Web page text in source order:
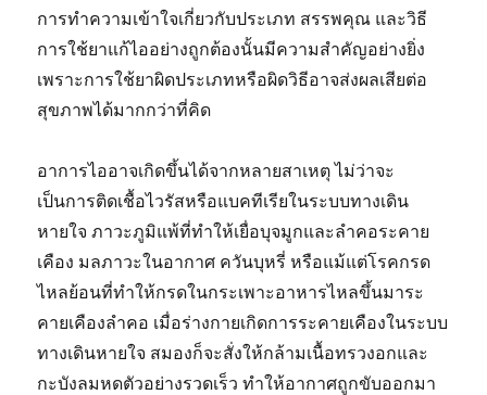
การทำความเข้าใจเกี่ยวกับประเภท สรรพคุณ และวิธี
การใช้ยาแก้ไออย่างถูกต้องนั้นมีความสำคัญอย่างยิ่ง
เพราะการใช้ยาผิดประเภทหรือผิดวิธีอาจส่งผลเสียต่อ
สุขภาพได้มากกว่าที่คิด
อาการไออาจเกิดขึ้นได้จากหลายสาเหตุ ไม่ว่าจะ
เป็นการติดเชื้อไวรัสหรือแบคทีเรียในระบบทางเดิน
หายใจ ภาวะภูมิแพ้ที่ทำให้เยื่อบุจมูกและลำคอระคาย
เคือง มลภาวะในอากาศ ควันบุหรี่ หรือแม้แต่โรคกรด
ไหลย้อนที่ทำให้กรดในกระเพาะอาหารไหลขึ้นมาระ
คายเคืองลำคอ เมื่อร่างกายเกิดการระคายเคืองในระบบ
ทางเดินหายใจ สมองก็จะสั่งให้กล้ามเนื้อทรวงอกและ
กะบังลมหดตัวอย่างรวดเร็ว ทำให้อากาศถูกขับออกมา